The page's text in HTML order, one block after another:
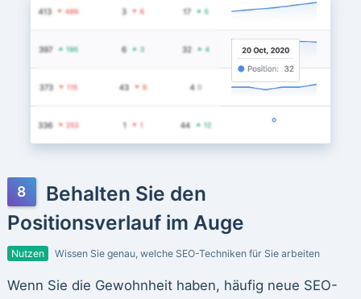
Behalten Sie den
Positionsverlauf im Auge
Nutzen Wissen Sie genau, welche SEO-Techniken für Sie arbeiten
Wenn Sie die Gewohnheit haben, häufig neue SEO-